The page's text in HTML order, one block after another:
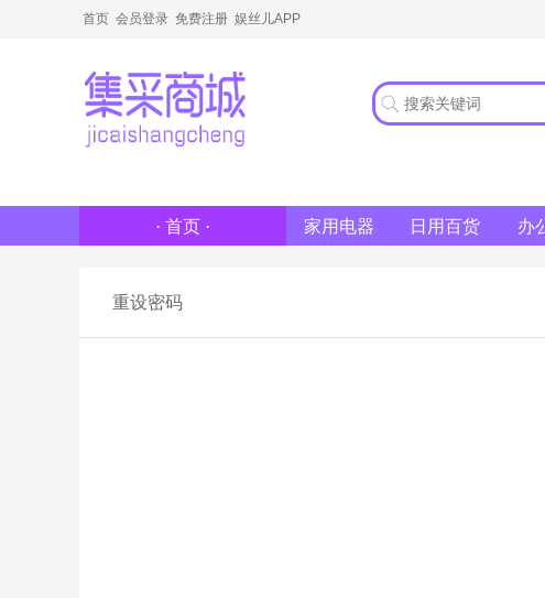
首页 会员登录 免费注册 娱丝儿APP
· 首页 · 家用电器 日用百货 办
重设密码